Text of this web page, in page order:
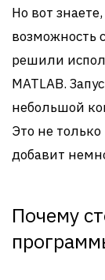
Но вот
возможность
решили
MATLAB.
небольшой
Это не
добавит
Почему